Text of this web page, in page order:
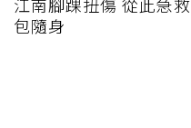
江南腳踝扭傷 從此急救
包隨身